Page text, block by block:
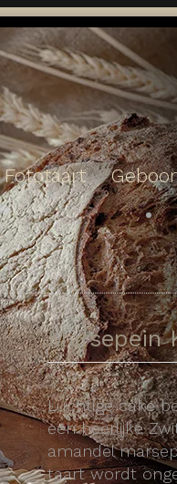
Fototaart
Marsepein
Luchtige cake
een heerlijke
amandel
taart wordt